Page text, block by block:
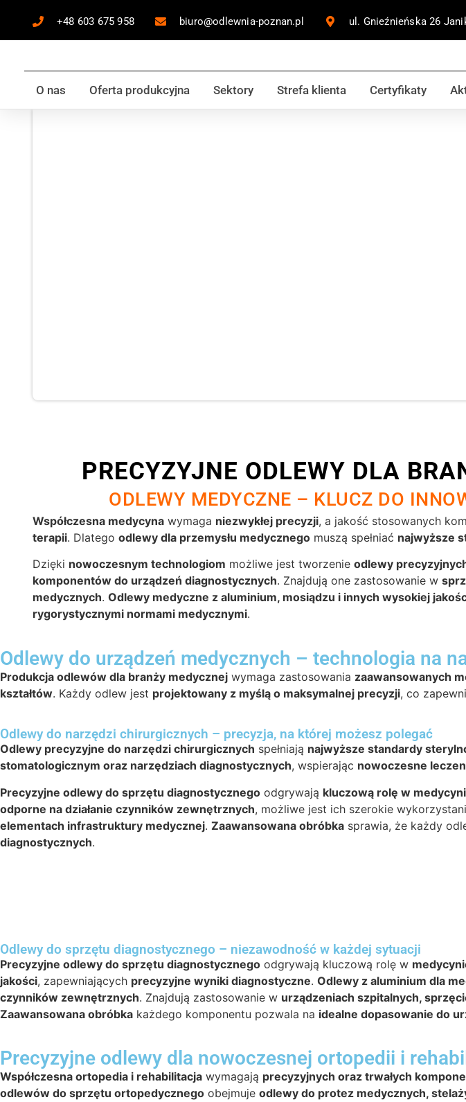
+48 603 675 958 biuro@odlewnia-poznan.pl ul. Gnieźnieńska 26
O nas Oferta produkcyjna Sektory Strefa klienta Certyfikaty
PRECYZYJNE ODLEWY DLA
ODLEWY MEDYCZNE – KLUCZ DO
Współczesna medycyna wymaga niezwykłej precyzji, a jakość stosowanych
terapii. Dlatego odlewy dla przemysłu medycznego muszą spełniać najwyższe
Dzięki nowoczesnym technologiom możliwe jest tworzenie odlewy
komponentów do urządzeń diagnostycznych. Znajdują one zastosowanie w
medycznych. Odlewy medyczne z aluminium, mosiądzu i innych wysokiej
rygorystycznymi normami medycznymi.
Odlewy do urządzeń medycznych – technologia na
Produkcja odlewów dla branży medycznej wymaga zastosowania zaawansowanych
kształtów. Każdy odlew jest projektowany z myślą o maksymalnej precyzji, co
Odlewy do narzędzi chirurgicznych – precyzja, na której możesz polegać
Odlewy precyzyjne do narzędzi chirurgicznych spełniają najwyższe standardy
stomatologicznym oraz narzędziach diagnostycznych, wspierając nowoczesne
Precyzyjne odlewy do sprzętu diagnostycznego odgrywają kluczową rolę w
odporne na działanie czynników zewnętrznych, możliwe jest ich szerokie
elementach infrastruktury medycznej. Zaawansowana obróbka sprawia, że każdy
diagnostycznych.
Odlewy do sprzętu diagnostycznego – niezawodność w każdej sytuacji
Precyzyjne odlewy do sprzętu diagnostycznego odgrywają kluczową rolę w
jakości, zapewniających precyzyjne wyniki diagnostyczne. Odlewy z aluminium dla
czynników zewnętrznych. Znajdują zastosowanie w urządzeniach szpitalnych,
Zaawansowana obróbka każdego komponentu pozwala na idealne dopasowanie do
Precyzyjne odlewy dla nowoczesnej ortopedii i
Współczesna ortopedia i rehabilitacja wymagają precyzyjnych oraz trwałych
odlewów do sprzętu ortopedycznego obejmuje odlewy do protez medycznych,